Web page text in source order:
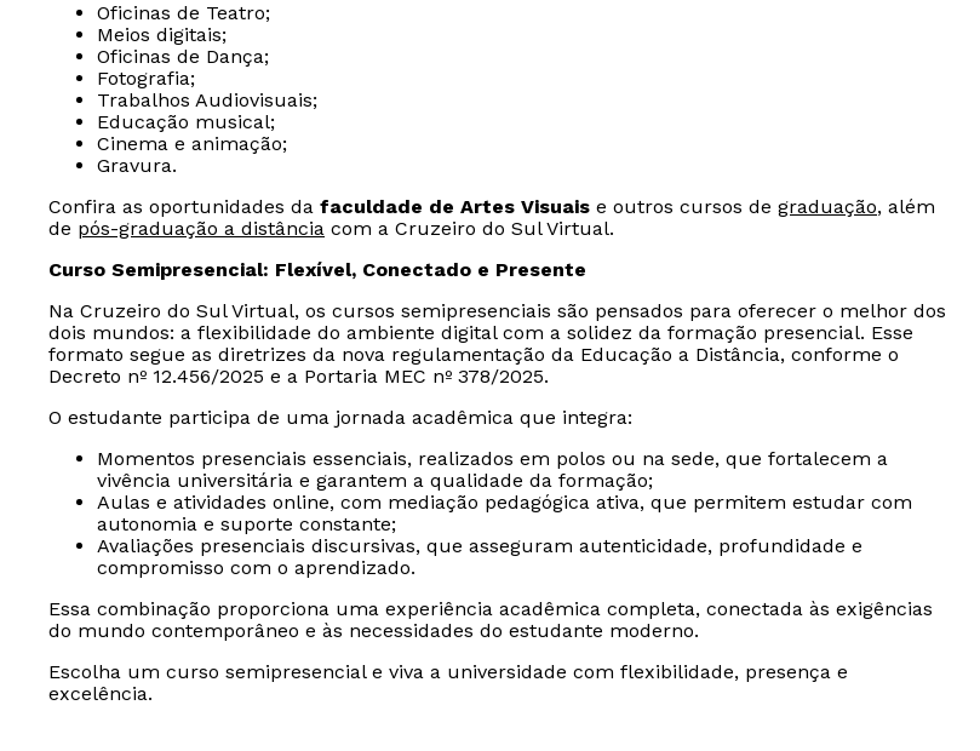
Oficinas de Teatro;
Meios digitais;
Oficinas de Dança;
Fotografia;
Trabalhos Audiovisuais;
Educação musical;
Cinema e animação;
Gravura.
Confira as oportunidades da faculdade de Artes Visuais e outros cursos de graduação, além
de pós-graduação a distância com a Cruzeiro do Sul Virtual.
Curso Semipresencial: Flexível, Conectado e Presente
Na Cruzeiro do Sul Virtual, os cursos semipresenciais são pensados para oferecer o melhor dos
dois mundos: a flexibilidade do ambiente digital com a solidez da formação presencial. Esse
formato segue as diretrizes da nova regulamentação da Educação a Distância, conforme o
Decreto nº 12.456/2025 e a Portaria MEC nº 378/2025.
O estudante participa de uma jornada acadêmica que integra:
Momentos presenciais essenciais, realizados em polos ou na sede, que fortalecem a
vivência universitária e garantem a qualidade da formação;
Aulas e atividades online, com mediação pedagógica ativa, que permitem estudar com
autonomia e suporte constante;
Avaliações presenciais discursivas, que asseguram autenticidade, profundidade e
compromisso com o aprendizado.
Essa combinação proporciona uma experiência acadêmica completa, conectada às exigências
do mundo contemporâneo e às necessidades do estudante moderno.
Escolha um curso semipresencial e viva a universidade com flexibilidade, presença e
excelência.